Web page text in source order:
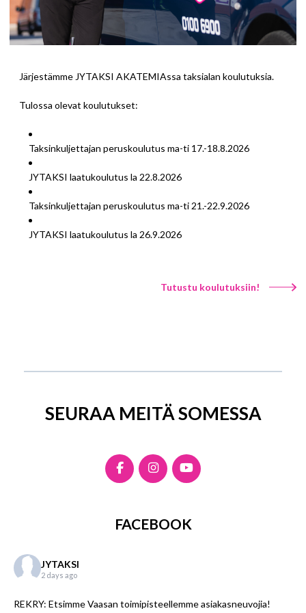
Järjestämme JYTAKSI AKATEMIAssa taksialan koulutuksia.
Tulossa olevat koulutukset:
Taksinkuljettajan peruskoulutus ma-ti 17.-18.8.2026
JYTAKSI laatukoulutus la 22.8.2026
Taksinkuljettajan peruskoulutus ma-ti 21.-22.9.2026
JYTAKSI laatukoulutus la 26.9.2026
Tutustu koulutuksiin!
SEURAA MEITÄ SOMESSA
FACEBOOK
JYTAKSI
2 days ago
REKRY: Etsimme Vaasan toimipisteellemme asiakasneuvojia!